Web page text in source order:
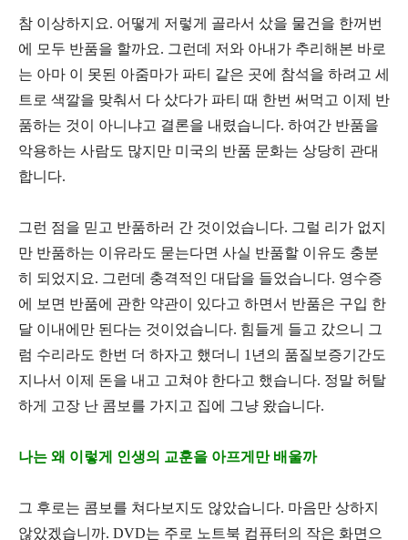
참 이상하지요. 어떻게 저렇게 골라서 샀을 물건을 한꺼번
에 모두 반품을 할까요. 그런데 저와 아내가 추리해본 바로
는 아마 이 못된 아줌마가 파티 같은 곳에 참석을 하려고 세
트로 색깔을 맞춰서 다 샀다가 파티 때 한번 써먹고 이제 반
품하는 것이 아니냐고 결론을 내렸습니다. 하여간 반품을
악용하는 사람도 많지만 미국의 반품 문화는 상당히 관대
합니다.
그런 점을 믿고 반품하러 간 것이었습니다. 그럴 리가 없지
만 반품하는 이유라도 묻는다면 사실 반품할 이유도 충분
히 되었지요. 그런데 충격적인 대답을 들었습니다. 영수증
에 보면 반품에 관한 약관이 있다고 하면서 반품은 구입 한
달 이내에만 된다는 것이었습니다. 힘들게 들고 갔으니 그
럼 수리라도 한번 더 하자고 했더니 1 년의 품질보증기간도
지나서 이제 돈을 내고 고쳐야 한다고 했습니다. 정말 허탈
하게 고장 난 콤보를 가지고 집에 그냥 왔습니다.
나는 왜 이렇게 인생의 교훈을 아프게만 배울까
그 후로는 콤보를 쳐다보지도 않았습니다. 마음만 상하지
않았겠습니까. DVD는 주로 노트북 컴퓨터의 작은 화면으